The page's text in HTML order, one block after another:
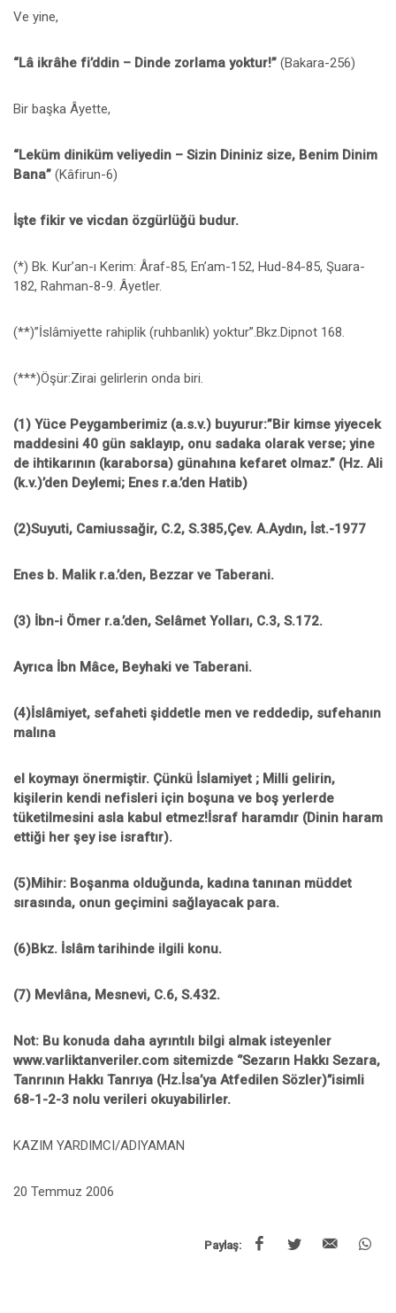
Ve yine,
“Lâ ikrâhe fi’ddin – Dinde zorlama yoktur!” (Bakara-256)
Bir başka Âyette,
“Leküm diniküm veliyedin – Sizin Dininiz size, Benim Dinim
Bana” (Kâfirun-6)
İşte fikir ve vicdan özgürlüğü budur.
(*) Bk. Kur’an-ı Kerim: Âraf-85, En’am-152, Hud-84-85, Şuara-
182, Rahman-8-9. Âyetler.
(**)”İslâmiyette rahiplik (ruhbanlık) yoktur”.Bkz.Dipnot 168.
(***)Öşür:Zirai gelirlerin onda biri.
(1) Yüce Peygamberimiz (a.s.v.) buyurur:”Bir kimse yiyecek
maddesini 40 gün saklayıp, onu sadaka olarak verse; yine
de ihtikarının (karaborsa) günahına kefaret olmaz.” (Hz. Ali
(k.v.)’den Deylemi; Enes r.a.’den Hatib)
(2)Suyuti, Camiussağir, C.2, S.385,Çev. A.Aydın, İst.-1977
Enes b. Malik r.a.’den, Bezzar ve Taberani.
(3) İbn-i Ömer r.a.’den, Selâmet Yolları, C.3, S.172.
Ayrıca İbn Mâce, Beyhaki ve Taberani.
(4)İslâmiyet, sefaheti şiddetle men ve reddedip, sufehanın
malına
el koymayı önermiştir. Çünkü İslamiyet ; Milli gelirin,
kişilerin kendi nefisleri için boşuna ve boş yerlerde
tüketilmesini asla kabul etmez!İsraf haramdır (Dinin haram
ettiği her şey ise israftır).
(5)Mihir: Boşanma olduğunda, kadına tanınan müddet
sırasında, onun geçimini sağlayacak para.
(6)Bkz. İslâm tarihinde ilgili konu.
(7) Mevlâna, Mesnevi, C.6, S.432.
Not: Bu konuda daha ayrıntılı bilgi almak isteyenler
www.varliktanveriler.com sitemizde ‘’Sezarın Hakkı Sezara,
Tanrının Hakkı Tanrıya (Hz.İsa’ya Atfedilen Sözler)’’isimli
68-1-2-3 nolu verileri okuyabilirler.
KAZIM YARDIMCI/ADIYAMAN
20 Temmuz 2006
Paylaş: